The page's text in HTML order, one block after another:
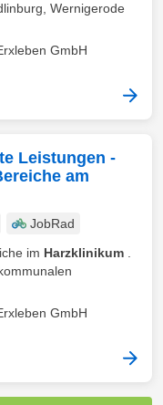
Wernigerode
GmbH
Leistungen -
am
JobRad
im Harzklinikum
GmbH